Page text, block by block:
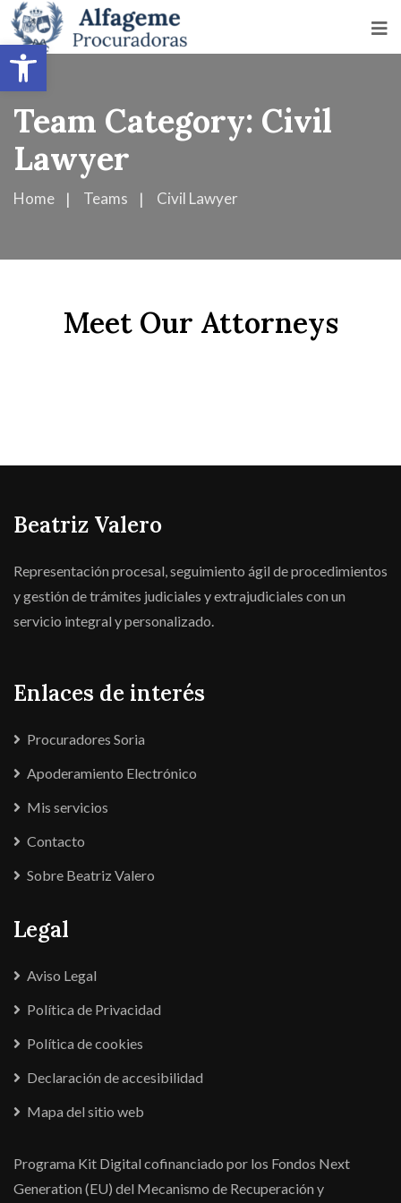
Abrir barra de herramientas
Team Category: Civil
Lawyer
Home Teams Civil Lawyer
Meet Our Attorneys
Mark Holman
Family Lawyer
Steven Griffith
Beatriz Valero
Representación procesal, seguimiento ágil de procedimientos
y gestión de trámites judiciales y extrajudiciales con un
servicio integral y personalizado.
Enlaces de interés
Procuradores Soria
Apoderamiento Electrónico
Mis servicios
Contacto
Sobre Beatriz Valero
Legal
Aviso Legal
Política de Privacidad
Política de cookies
Declaración de accesibilidad
Mapa del sitio web
Programa Kit Digital cofinanciado por los Fondos Next
Generation (EU) del Mecanismo de Recuperación y